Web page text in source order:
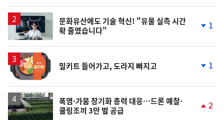
상
문화유산에도 기술 혁신! "유물 실측 시간
확 줄였습니다"
하
1
밀키트 들어가고, 도라지 빠지고
하
1
폭염·가뭄 장기화 총력 대응…드론 예찰·
쿨링조끼 3만 벌 공급
2